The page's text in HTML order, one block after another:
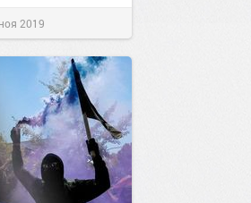
2019